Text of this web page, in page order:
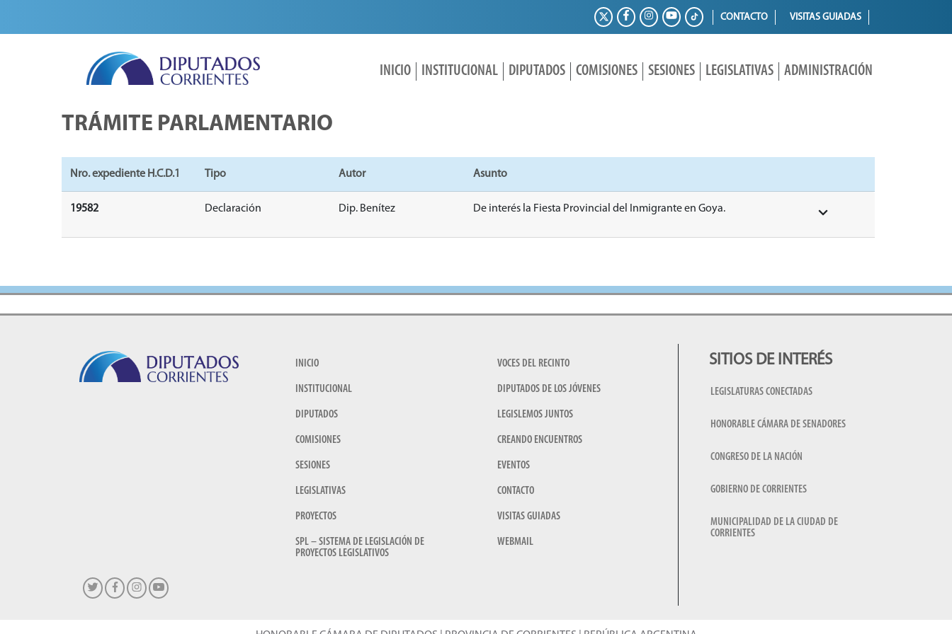
CONTACTO VISITAS GUIADAS
INICIO INSTITUCIONAL DIPUTADOS COMISIONES SESIONES LEGISLATIVAS ADMINISTRACIÓN
TRÁMITE PARLAMENTARIO
Nro. expediente H.C.D.1 Tipo Autor Asunto
19582 Declaración Dip. Benítez De interés la Fiesta Provincial del Inmigrante en Goya.
INICIO
INSTITUCIONAL
DIPUTADOS
COMISIONES
SESIONES
LEGISLATIVAS
PROYECTOS
SPL – SISTEMA DE LEGISLACIÓN DE
PROYECTOS LEGISLATIVOS
VOCES DEL RECINTO
DIPUTADOS DE LOS JÓVENES
LEGISLEMOS JUNTOS
CREANDO ENCUENTROS
EVENTOS
CONTACTO
VISITAS GUIADAS
WEBMAIL
SITIOS DE INTERÉS
LEGISLATURAS CONECTADAS
HONORABLE CÁMARA DE SENADORES
CONGRESO DE LA NACIÓN
GOBIERNO DE CORRIENTES
MUNICIPALIDAD DE LA CIUDAD DE
CORRIENTES